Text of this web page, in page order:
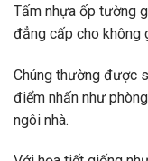
Tấm nhựa ốp tường
đẳng cấp cho không
Chúng thường được
điểm nhấn như
ngôi nhà.